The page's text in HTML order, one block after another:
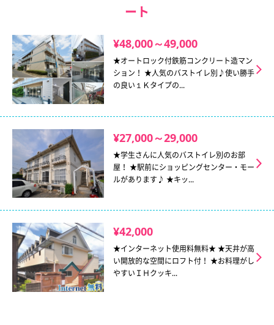
ート
¥48,000～49,000
★オートロック付鉄筋コンクリート造マン
ション！ ★人気のバストイレ別♪使い勝手
の良い１Ｋタイプの...
¥27,000～29,000
★学生さんに人気のバストイレ別のお部
屋！ ★駅前にショッピングセンター・モー
ルがあります♪ ★キッ...
¥42,000
★インターネット使用料無料★ ★天井が高
い開放的な空間にロフト付！ ★お料理がし
やすいＩＨクッキ...